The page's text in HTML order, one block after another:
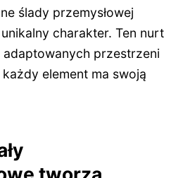
ślady przemysłowej
charakter. Ten nurt
przestrzeni
element ma swoją